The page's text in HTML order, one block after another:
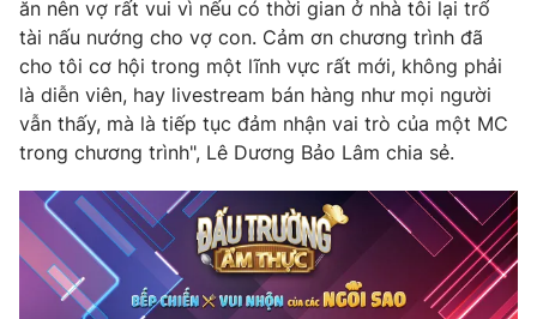
ăn nên vợ rất vui vì nếu có thời gian ở nhà tôi lại trổ
tài nấu nướng cho vợ con. Cảm ơn chương trình đã
cho tôi cơ hội trong một lĩnh vực rất mới, không phải
là diễn viên, hay livestream bán hàng như mọi người
vẫn thấy, mà là tiếp tục đảm nhận vai trò của một MC
trong chương trình", Lê Dương Bảo Lâm chia sẻ.